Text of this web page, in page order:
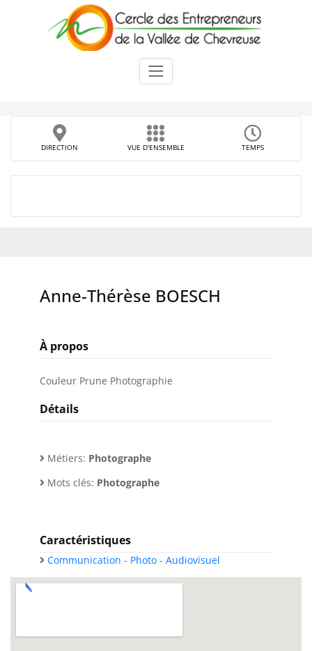
DIRECTION VUE D'ENSEMBLE TEMPS
Anne-Thérèse BOESCH
À propos
Couleur Prune Photographie
Détails
Métiers: Photographe
Mots clés: Photographe
Caractéristiques
Communication - Photo - Audiovisuel